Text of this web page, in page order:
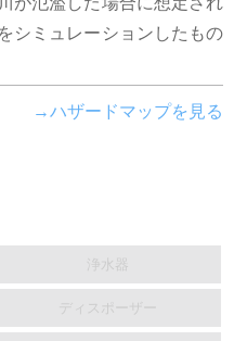
シミュレーションしたもの
→ハザードマップを見る
浄水器
ディスポーザー